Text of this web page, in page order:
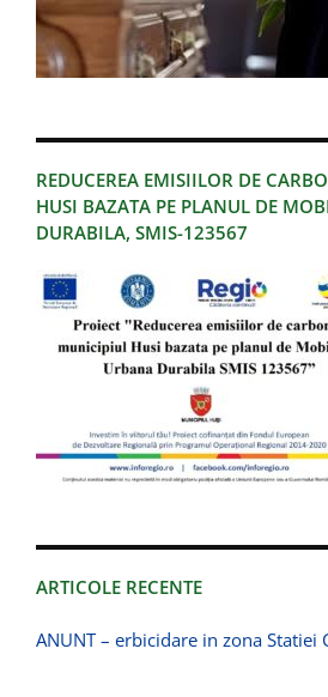
REDUCEREA EMISIILOR DE
HUSI BAZATA PE PLANUL DE
DURABILA, SMIS-123567
ARTICOLE RECENTE
ANUNT – erbicidare in zona Statiei